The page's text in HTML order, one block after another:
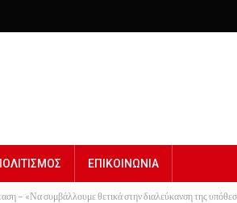
ΕΠΙΚΟΙΝΩΝΙΑ
– «Να συμβάλλουμε θετικά στην διαλεύκανση της